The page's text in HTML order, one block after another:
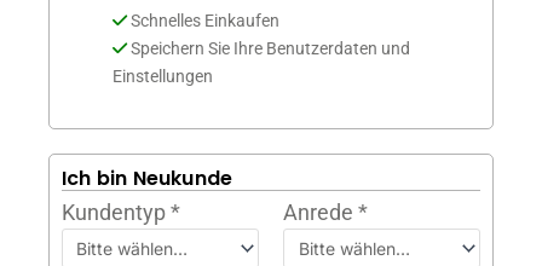
Schnelles Einkaufen
Speichern Sie Ihre Benutzerdaten und
Einstellungen
Ich bin Neukunde
Kundentyp* Anrede*